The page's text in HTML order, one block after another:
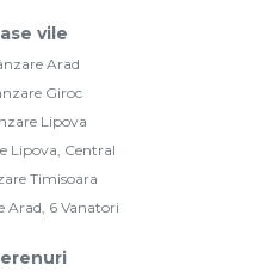
vile
Arad
Giroc
Lipova
Lipova, Central
Timisoara
Arad, 6 Vanatori